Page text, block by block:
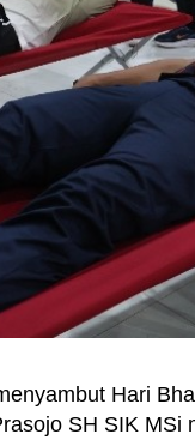
Hari
SH SIK